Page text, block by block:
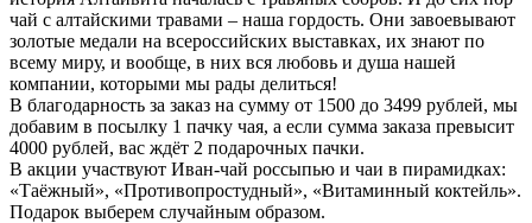
чай с алтайскими травами – наша гордость. Они завоевывают
золотые медали на всероссийских выставках, их знают по
всему миру, и вообще, в них вся любовь и душа нашей
компании, которыми мы рады делиться!
В благодарность за заказ на сумму от 1500 до 3499 рублей, мы
добавим в посылку 1 пачку чая, а если сумма заказа превысит
4000 рублей, вас ждёт 2 подарочных пачки.
В акции участвуют Иван-чай россыпью и чаи в пирамидках:
«Таёжный», «Противопростудный», «Витаминный коктейль».
Подарок выберем случайным образом.